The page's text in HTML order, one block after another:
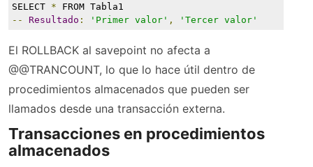
SELECT * FROM Tabla1
--
Resultado : 'Primer valor' , 'Tercer valor'
El ROLLBACK al savepoint no afecta a
@@TRANCOUNT, lo que lo hace útil dentro de
procedimientos almacenados que pueden ser
llamados desde una transacción externa.
Transacciones en procedimientos
almacenados